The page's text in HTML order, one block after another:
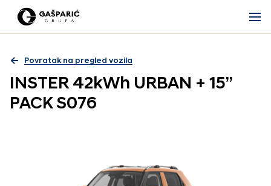
Povratak na pregled vozila
INSTER 42kWh URBAN + 15”
PACK S076